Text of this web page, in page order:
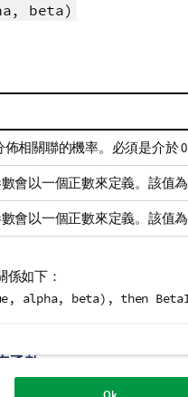
beta)
佈相關聯的機率。必須是介於 0
會以一個正數來定義。該值
會以一個正數來定義。該值
係如下：
alpha, beta), then
函數